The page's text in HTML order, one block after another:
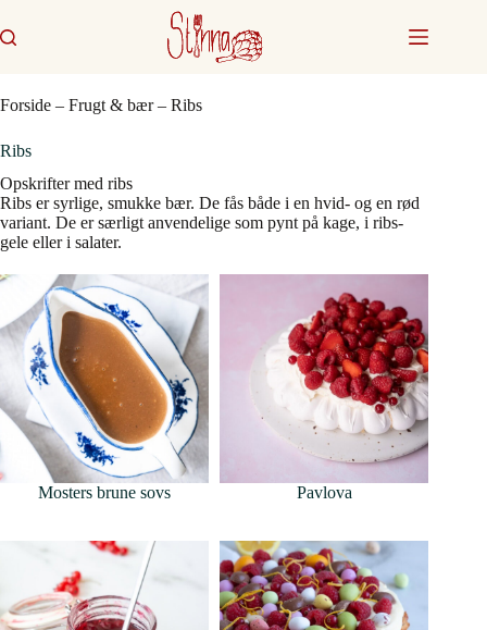
til
indhold
Forside – Frugt & bær– Ribs
Ribs
Opskrifter med ribs
Ribs er syrlige, smukke bær. De fås både i en hvid- og en rød
variant. De er særligt anvendelige som pynt på kage, i ribs-
gele eller i salater.
Mosters brune sovs Pavlova